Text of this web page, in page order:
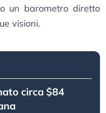
un barometro diretto
visioni.
circa $84